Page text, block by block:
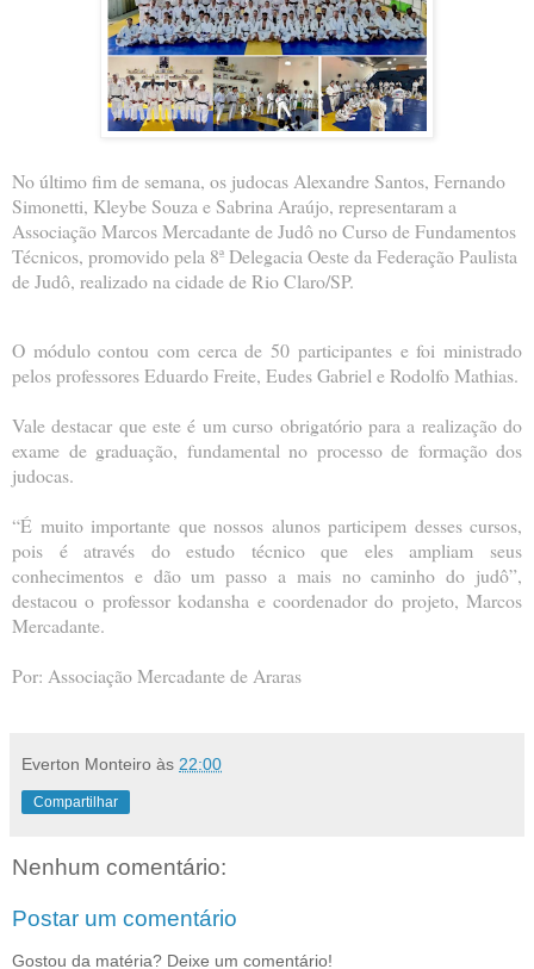
No último fim de semana, os judocas Alexandre Santos, Fernando
Simonetti, Kleybe Souza e Sabrina Araújo, representaram a
Associação Marcos Mercadante de Judô no Curso de Fundamentos
Técnicos, promovido pela 8ª Delegacia Oeste da Federação Paulista
de Judô, realizado na cidade de Rio Claro/SP.
O módulo contou com cerca de 50 participantes e foi ministrado
pelos professores Eduardo Freite, Eudes Gabriel e Rodolfo Mathias.
Vale destacar que este é um curso obrigatório para a realização do
exame de graduação, fundamental no processo de formação dos
judocas.
“É muito importante que nossos alunos participem desses cursos,
pois é através do estudo técnico que eles ampliam seus
conhecimentos e dão um passo a mais no caminho do judô”,
destacou o professor kodansha e coordenador do projeto, Marcos
Mercadante.
Por: Associação Mercadante de Araras
Everton Monteiro às 22:00
Compartilhar
Nenhum comentário:
Postar um comentário
Gostou da matéria? Deixe um comentário!